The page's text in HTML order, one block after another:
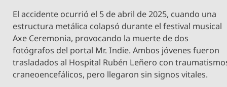
El accidente ocurrió el 5 de abril de 2025, cuando una
estructura metálica colapsó durante el festival musical
Axe Ceremonia, provocando la muerte de dos
fotógrafos del portal Mr. Indie. Ambos jóvenes fueron
trasladados al Hospital Rubén Leñero con
craneoencefálicos, pero llegaron sin signos vitales.